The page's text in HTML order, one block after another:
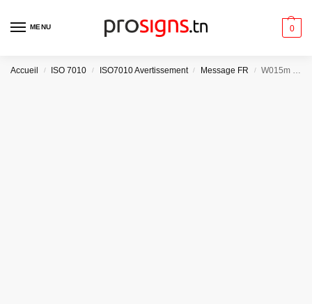
MENU 0
Accueil / ISO 7010 / ISO7010 Avertissement / Message FR / W015m – Charges suspendues